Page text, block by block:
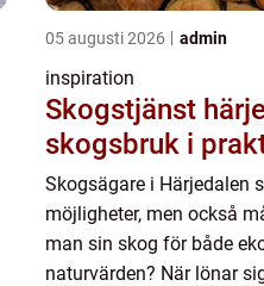
05 augusti 2026 admin
inspiration
Skogstjänst
skogsbruk i
Skogsägare i Härjedalen
möjligheter, men också
man sin skog för både
naturvärden? När lönar